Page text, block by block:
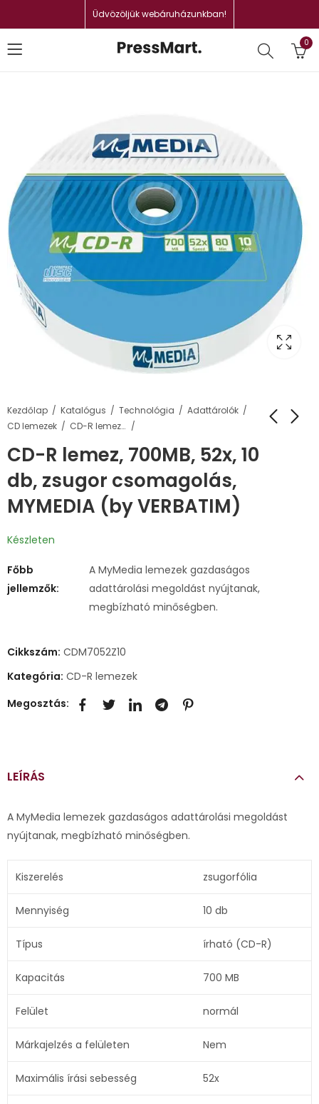
Üdvözöljük webáruházunkban!
0
Kezdőlap Katalógus Technológia
Adattárolók
CD lemezek
CD-R lemezek
CD-R lemez, 700MB, 52x, 10
db, zsugor csomagolás,
MYMEDIA (by VERBATIM)
Készleten
Főbb
jellemzők:
A MyMedia lemezek gazdaságos
adattárolási megoldást nyújtanak,
megbízható minőségben.
Cikkszám: CDM7052Z10
Kategória: CD-R lemezek
Megosztás:
LEÍRÁS
A MyMedia lemezek gazdaságos adattárolási megoldást
nyújtanak, megbízható minőségben.
Kiszerelés zsugorfólia
Mennyiség 10 db
Típus írható (CD-R)
Kapacitás 700 MB
Felület normál
Márkajelzés a felületen Nem
Maximális írási sebesség 52x